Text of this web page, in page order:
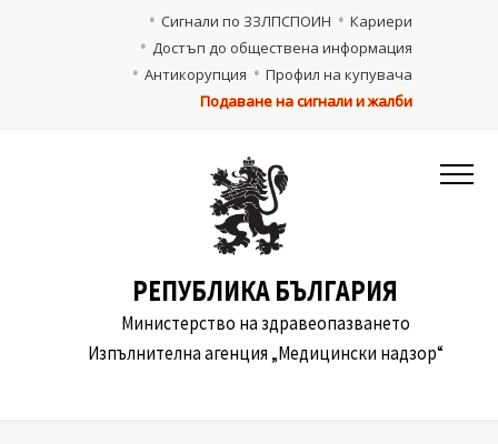
Кариери
Сигнали по ЗЗЛПСПОИН
Достъп до обществена информация
Профил на купувача
Антикорупция
Подаване на сигнали и жалби
РЕПУБЛИКА БЪЛГАРИЯ
Министерство на здравеопазването
Изпълнителна агенция „Медицински надзор“